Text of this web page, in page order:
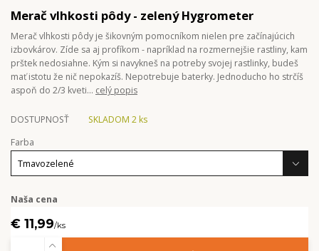
Merač vlhkosti pôdy - zelený Hygrometer
Merač vlhkosti pôdy je šikovným pomocníkom nielen pre začínajúcich
izbovkárov. Zíde sa aj profíkom - napríklad na rozmernejšie rastliny, kam
prštek nedosiahne. Kým si navykneš na potreby svojej rastlinky, budeš
mať istotu že nič nepokazíš. Nepotrebuje baterky. Jednoducho ho strčíš
aspoň do 2/3 kveti... celý popis
DOSTUPNOSŤ
SKLADOM 2 ks
Farba
Naša cena
€ 11,99/ks